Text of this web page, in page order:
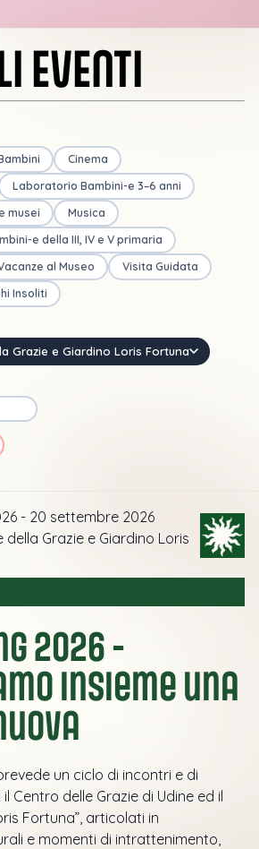
EVENTI
Cinema
Laboratorio Bambini-e 3–6 anni
musei
Musica
e della III, IV e V primaria
al Museo
Visita Guidata
Insoliti
Grazie e Giardino Loris Fortuna
- 20 settembre 2026
della Grazie e Giardino Loris
2026 -
insieme una
un ciclo di incontri e di
Centro delle Grazie di Udine ed il
Fortuna”, articolati in
e momenti di intrattenimento,